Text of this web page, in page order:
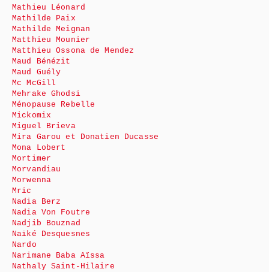
Mathieu Léonard
Mathilde Paix
Mathilde Meignan
Matthieu Mounier
Matthieu Ossona de Mendez
Maud Bénézit
Maud Guély
Mc McGill
Mehrake Ghodsi
Ménopause Rebelle
Mickomix
Miguel Brieva
Mira Garou et Donatien Ducasse
Mona Lobert
Mortimer
Morvandiau
Morwenna
Mric
Nadia Berz
Nadia Von Foutre
Nadjib Bouznad
Naïké Desquesnes
Nardo
Narimane Baba Aïssa
Nathaly Saint-Hilaire